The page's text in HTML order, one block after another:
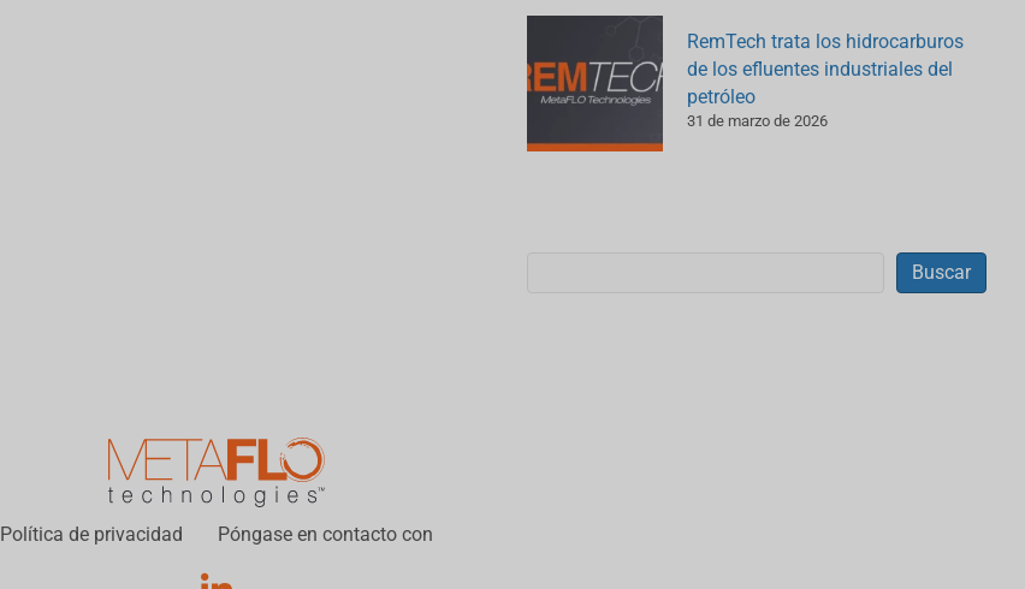
RemTech trata los hidrocarburos
de los efluentes industriales del
petróleo
31 de marzo de 2026
Buscar
Política de privacidad Póngase en contacto con